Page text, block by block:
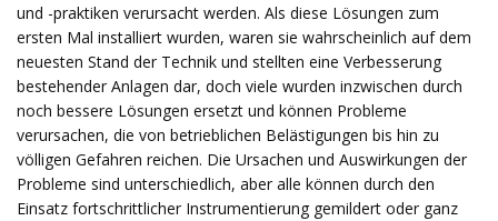
und -praktiken verursacht werden. Als diese Lösungen zum
ersten Mal installiert wurden, waren sie wahrscheinlich auf dem
neuesten Stand der Technik und stellten eine Verbesserung
bestehender Anlagen dar, doch viele wurden inzwischen durch
noch bessere Lösungen ersetzt und können Probleme
verursachen, die von betrieblichen Belästigungen bis hin zu
völligen Gefahren reichen. Die Ursachen und Auswirkungen der
Probleme sind unterschiedlich, aber alle können durch den
Einsatz fortschrittlicher Instrumentierung gemildert oder ganz